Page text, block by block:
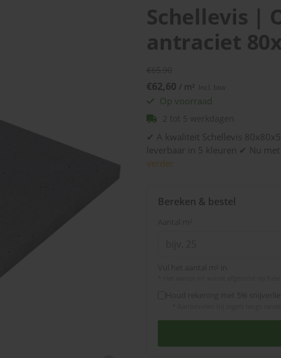
Schellevis |
antraciet
€62,60 / m² Incl. btw
Op voorraad
✔ A kwaliteit Schellevis
leverbaar in 5 kleuren ✔ Nu
verder
Bereken & bestel